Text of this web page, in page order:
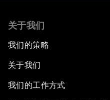
关于我们
我们的策略
关于我们
我们的工作方式